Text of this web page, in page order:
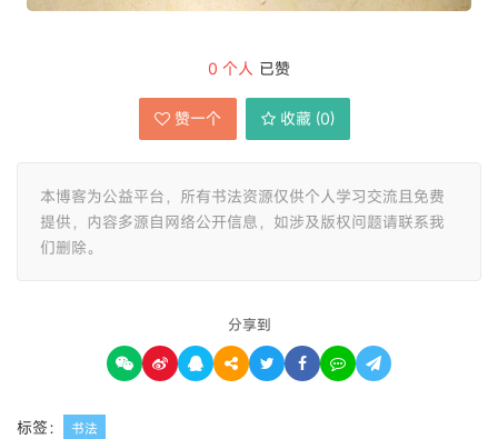
0 个人 已赞
赞一个 收藏 (0)
本博客为公益平台，所有书法资源仅供个人学习交流且免费
提供，内容多源自网络公开信息，如涉及版权问题请联系我
们删除。
分享到
标签： 书法